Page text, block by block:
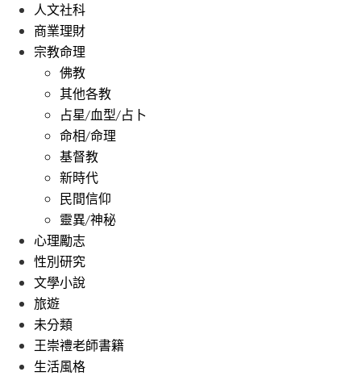
人文社科
商業理財
宗教命理
佛教
其他各教
占星/血型/占卜
命相/命理
基督教
新時代
民間信仰
靈異/神秘
心理勵志
性別研究
文學小說
旅遊
未分類
王崇禮老師書籍
生活風格